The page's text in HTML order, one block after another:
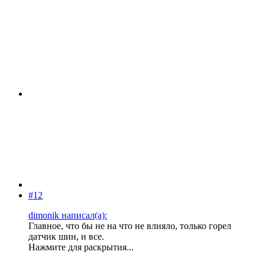
#12
dimonik написал(а):
Главное, что бы не на что не влияло, только горел
датчик шин, и все.
Нажмите для раскрытия...